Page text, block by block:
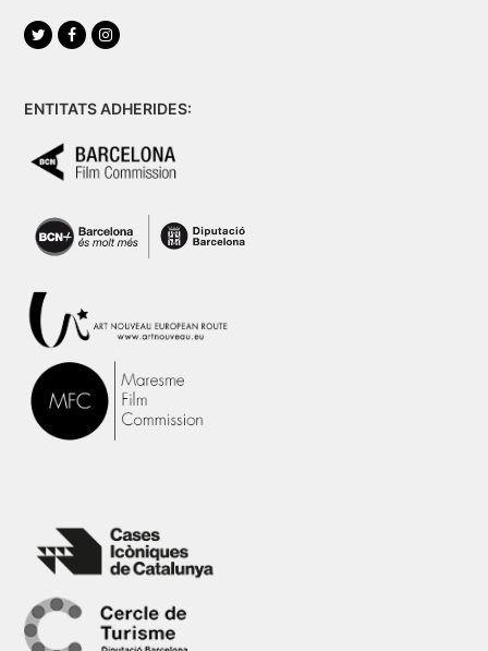
TwitterFacebookInstagram
ENTITATS ADHERIDES: